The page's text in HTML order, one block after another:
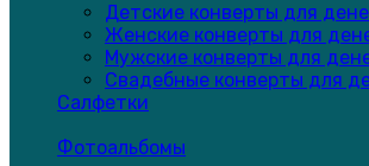
Детские конверты для
Женские конверты для
Мужские конверты для
Свадебные конверты для
Салфетки
Фотоальбомы